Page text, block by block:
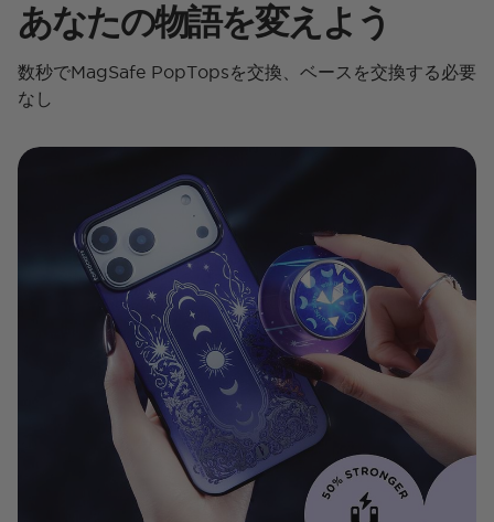
あなたの物語を変えよう
数秒でMagSafe PopTopsを交換、ベースを交換する必要
なし